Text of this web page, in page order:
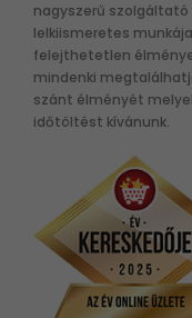
nagyszerű szolgáltató
lelkiismeretes
felejthetetlen
mindenki
szánt élményét
időtöltést kívánunk.